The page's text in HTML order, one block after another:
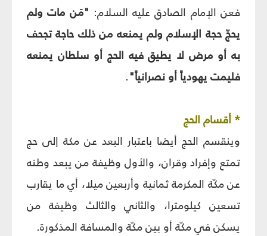
فعن الإمام الصادق عليه السلام: "مَن مات ولم
يحجّ حجة الإسلام ولم يمنعه من ذلك حاجة تجحف
به أو مرض لا يطيق فيه الحج أو سلطان يمنعه
فليمت يهودياً أو نصرانياً".
* أقسام الحج‏
وينقسم الحج أيضا باعتبار البعد عن مكة إلى حج
تمتع وإفراد وقران، والأول وظيفة من يبعد وطنه
عن مكّة المكرمة ثمانية وأربعين ميلا، أي ما يقارب
تسعين كيلومترا، والثاني والثالث وظيفة من
يسكن في مكّة أو بين مكّة والمسافة المذكورة.